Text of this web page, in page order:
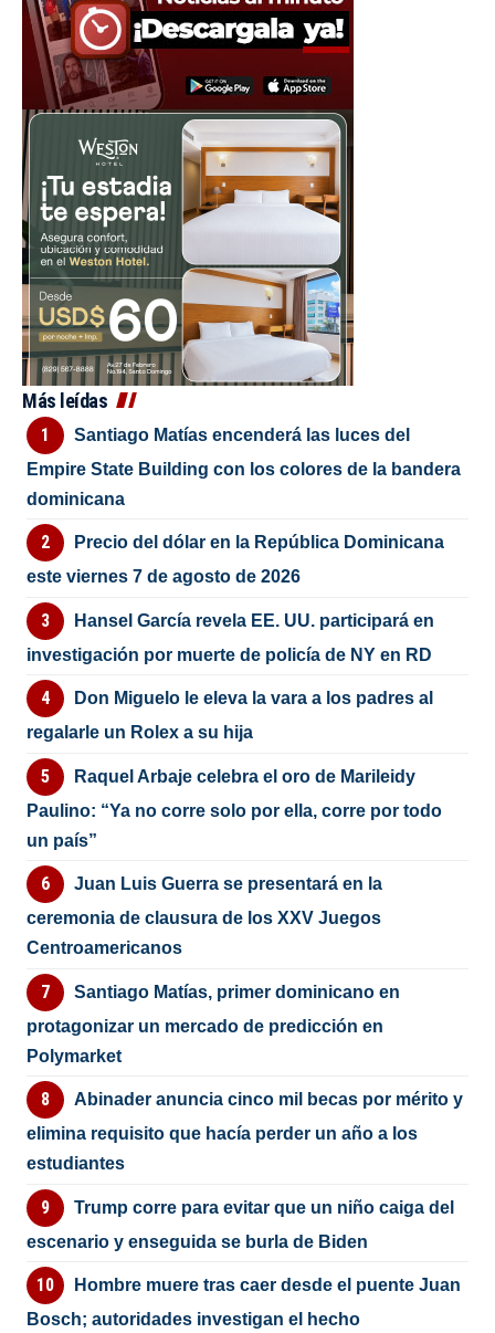
Más leídas
Santiago Matías encenderá las luces del
Empire State Building con los colores de la bandera
dominicana
Precio del dólar en la República Dominicana
este viernes 7 de agosto de 2026
Hansel García revela EE. UU. participará en
investigación por muerte de policía de NY en RD
Don Miguelo le eleva la vara a los padres al
regalarle un Rolex a su hija
Raquel Arbaje celebra el oro de Marileidy
Paulino: “Ya no corre solo por ella, corre por todo
un país”
Juan Luis Guerra se presentará en la
ceremonia de clausura de los XXV Juegos
Centroamericanos
Santiago Matías, primer dominicano en
protagonizar un mercado de predicción en
Polymarket
Abinader anuncia cinco mil becas por mérito y
elimina requisito que hacía perder un año a los
estudiantes
Trump corre para evitar que un niño caiga del
escenario y enseguida se burla de Biden
Hombre muere tras caer desde el puente Juan
Bosch; autoridades investigan el hecho